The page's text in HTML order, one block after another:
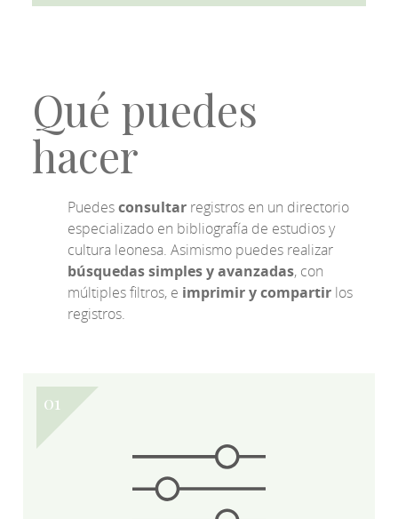
Qué puedes
hacer
Puedesconsultar registros en un directorio
especializado en bibliografía de estudios y
cultura leonesa. Asimismo puedes realizar
búsquedas simples y avanzadas, con
múltiples filtros, e imprimir y compartir los
registros.